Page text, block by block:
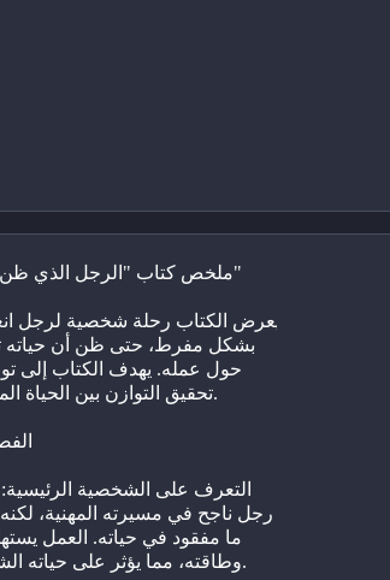
ملخص كتاب "الرجل الذي ظن أن العمل حياته"
تحقيق التوازن بين الحياة المهنية والشخصية.
وطاقته، مما يؤثر على حياته الشخصية وعلاقاته.